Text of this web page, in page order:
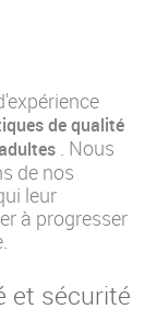
de qualité
. Nous
de nos
leur
à progresser
et sécurité